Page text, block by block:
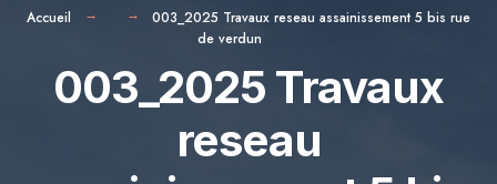
Accueil
003_2025 Travaux reseau assainissement 5 bis rue
de verdun
003_2025 Travaux
reseau